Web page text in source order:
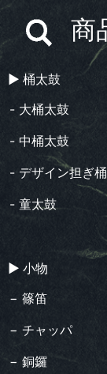
商
▶︎ 桶太鼓
- 大桶太鼓
- 中桶太鼓
- デザイン担ぎ桶
- 童太鼓
▶︎ 小物
− 篠笛
− チャッパ
− 銅鑼